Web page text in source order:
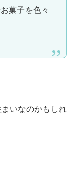
菓子を色々
いなのかもしれ